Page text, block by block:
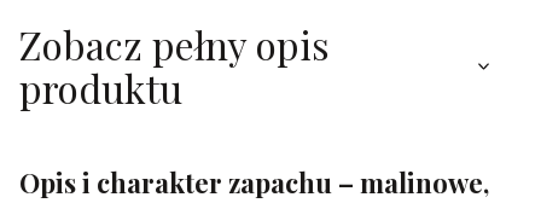
Zobacz pełny opis
produktu
Opis i charakter zapachu – malinowe,